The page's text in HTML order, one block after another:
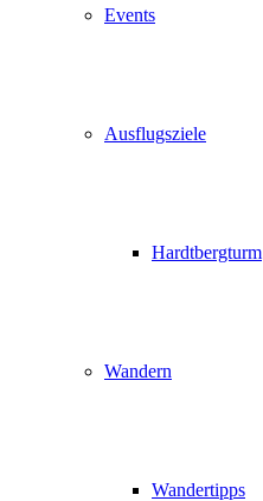
Events
Ausflugsziele
Hardtbergturm
Wandern
Wandertipps